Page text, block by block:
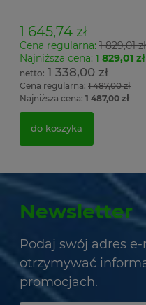
1 645,74 zł
Cena regularna: 1 829,01 zł
Najniższa cena: 1 829,01 zł
1 338,00 zł
Cena regularna: 1 487,00 zł
Najniższa cena: 1 487,00 zł
do koszyka
Newsletter
Podaj swój adres
otrzymywać
promocjach.